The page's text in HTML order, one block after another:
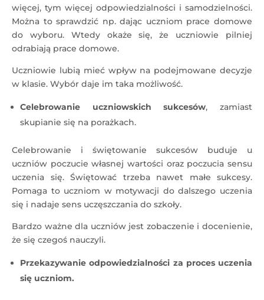
więcej, tym więcej odpowiedzialności i samodzielności.
Można to sprawdzić np. dając uczniom prace domowe
do wyboru. Wtedy okaże się, że uczniowie pilniej
odrabiają prace domowe.
Uczniowie lubią mieć wpływ na podejmowane decyzje
w klasie. Wybór daje im taka możliwość.
Celebrowanie uczniowskich sukcesów, zamiast
skupianie się na porażkach.
Celebrowanie i świętowanie sukcesów buduje u
uczniów poczucie własnej wartości oraz poczucia sensu
uczenia się. Świętować trzeba nawet małe sukcesy.
Pomaga to uczniom w motywacji do dalszego uczenia
się i nadaje sens uczęszczania do szkoły.
Bardzo ważne dla uczniów jest zobaczenie i docenienie,
że się czegoś nauczyli.
Przekazywanie odpowiedzialności za proces uczenia
się uczniom.